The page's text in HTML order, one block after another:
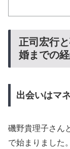
正司宏行
婚までの
出会いはマ
磯野貴理子さん
で始まりました